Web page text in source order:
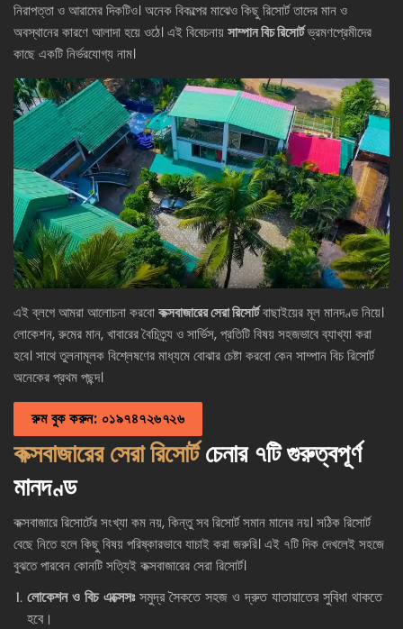
নিরাপত্তা ও আরামের দিকটিও। অনেক বিকল্পের মাঝেও কিছু রিসোর্ট তাদের মান ও
অবস্থানের কারণে আলাদা হয়ে ওঠে। এই বিবেচনায়সাম্পান বিচ রিসোর্টভ্রমণপ্রেমীদের
কাছে একটি নির্ভরযোগ্য নাম।
এই ব্লগে আমরা আলোচনা করবোকক্সবাজারের সেরা রিসোর্টবাছাইয়ের মূল মানদণ্ড নিয়ে।
লোকেশন, রুমের মান, খাবারের বৈচিত্র্য ও সার্ভিস, প্রতিটি বিষয় সহজভাবে ব্যাখ্যা করা
হবে। সাথে তুলনামূলক বিশ্লেষণের মাধ্যমে বোঝার চেষ্টা করবো কেন সাম্পান বিচ রিসোর্ট
অনেকের প্রথম পছন্দ।
রুম বুক করুন: ০১৯৭৪৭২৬৭২৬
কক্সবাজারের সেরা রিসোর্টচেনার ৭টি গুরুত্বপূর্ণ
মানদণ্ড
কক্সবাজারে রিসোর্টের সংখ্যা কম নয়, কিন্তু সব রিসোর্ট সমান মানের নয়। সঠিক রিসোর্ট
বেছে নিতে হলে কিছু বিষয় পরিষ্কারভাবে যাচাই করা জরুরি। এই ৭টি দিক দেখলেই সহজে
বুঝতে পারবেন কোনটি সত্যিই কক্সবাজারের সেরা রিসোর্ট।
লোকেশন ও বিচ এক্সেসঃসমুদ্র সৈকতে সহজ ও দ্রুত যাতায়াতের সুবিধা থাকতে
হবে।